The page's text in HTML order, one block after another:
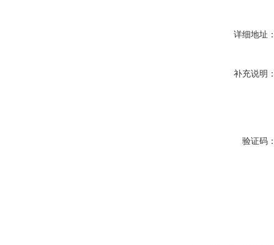
详细地址
补充说明
验证码